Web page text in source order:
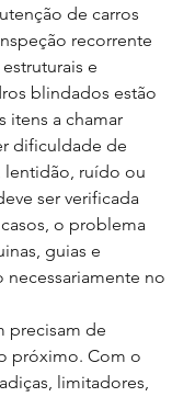
de carros
recorrente
e
blindados estão
itens a chamar
dificuldade de
lentidão, ruído ou
ser verificada
o problema
guias e
necessariamente no
precisam de
próximo. Com o
limitadores,